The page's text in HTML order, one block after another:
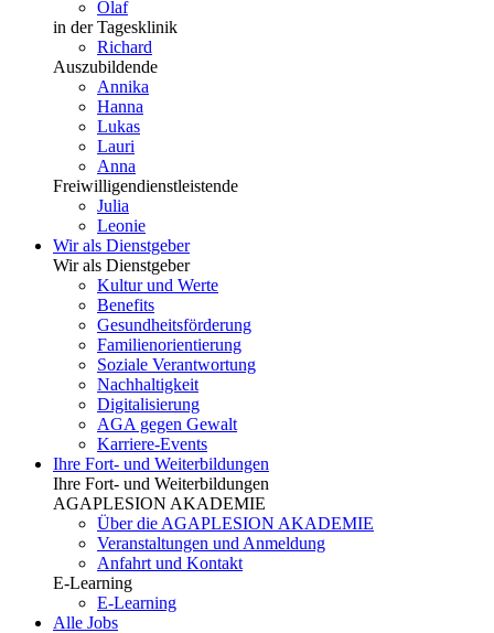
Olaf
in der Tagesklinik
Richard
Auszubildende
Annika
Hanna
Lukas
Lauri
Anna
Freiwilligendienstleistende
Julia
Leonie
Wir als Dienstgeber
Wir als Dienstgeber
Kultur und Werte
Benefits
Gesundheits­förderung
Familien­orientierung
Soziale Verantwortung
Nachhaltigkeit
Digitalisierung
AGA gegen Gewalt
Karriere-Events
Ihre Fort- und Weiterbildungen
Ihre Fort- und Weiterbildungen
AGAPLESION AKADEMIE
Über die AGAPLESION AKADEMIE
Veranstaltungen und Anmeldung
Anfahrt und Kontakt
E-Learning
E-Learning
Alle Jobs